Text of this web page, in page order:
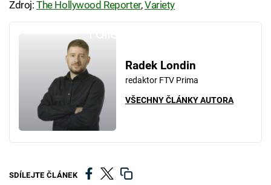
Zdroj:The Hollywood Reporter,Variety
Radek Londin
redaktor FTV Prima
VŠECHNY ČLÁNKY AUTORA
SDÍLEJTE ČLÁNEK